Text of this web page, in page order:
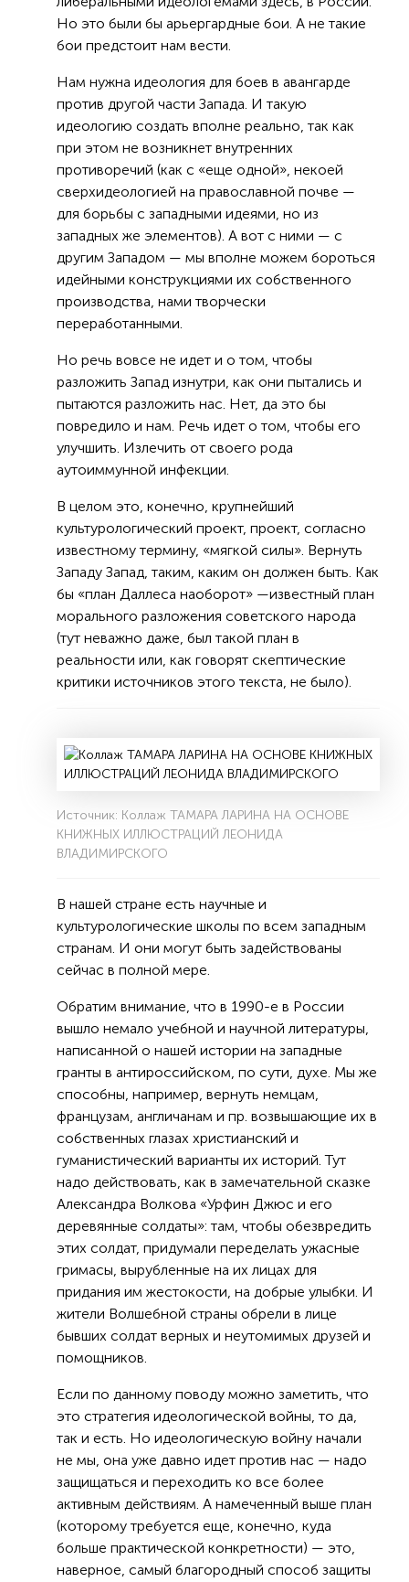
Но это были бы арьергардные бои. А не такие
бои предстоит нам вести.
Нам нужна идеология для боев в авангарде
против другой части Запада. И такую
идеологию создать вполне реально, так как
при этом не возникнет внутренних
противоречий (как с «еще одной», некоей
сверхидеологией на православной почве —
для борьбы с западными идеями, но из
западных же элементов). А вот с ними — с
другим Западом — мы вполне можем бороться
идейными конструкциями их собственного
производства, нами творчески
переработанными.
Но речь вовсе не идет и о том, чтобы
разложить Запад изнутри, как они пытались и
пытаются разложить нас. Нет, да это бы
повредило и нам. Речь идет о том, чтобы его
улучшить. Излечить от своего рода
аутоиммунной инфекции.
В целом это, конечно, крупнейший
культурологический проект, проект, согласно
известному термину, «мягкой силы». Вернуть
Западу Запад, таким, каким он должен быть. Как
бы «план Даллеса наоборот» —известный план
морального разложения советского народа
(тут неважно даже, был такой план в
реальности или, как говорят скептические
критики источников этого текста, не было).
Источник: Коллаж ТАМАРА ЛАРИНА НА ОСНОВЕ
КНИЖНЫХ ИЛЛЮСТРАЦИЙ ЛЕОНИДА
ВЛАДИМИРСКОГО
В нашей стране есть научные и
культурологические школы по всем западным
странам. И они могут быть задействованы
сейчас в полной мере.
Обратим внимание, что в 1990-е в России
вышло немало учебной и научной литературы,
написанной о нашей истории на западные
гранты в антироссийском, по сути, духе. Мы же
способны, например, вернуть немцам,
французам, англичанам и пр. возвышающие их в
собственных глазах христианский и
гуманистический варианты их историй. Тут
надо действовать, как в замечательной сказке
Александра Волкова «Урфин Джюс и его
деревянные солдаты»: там, чтобы обезвредить
этих солдат, придумали переделать ужасные
гримасы, вырубленные на их лицах для
придания им жестокости, на добрые улыбки. И
жители Волшебной страны обрели в лице
бывших солдат верных и неутомимых друзей и
помощников.
Если по данному поводу можно заметить, что
это стратегия идеологической войны, то да,
так и есть. Но идеологическую войну начали
не мы, она уже давно идет против нас — надо
защищаться и переходить ко все более
активным действиям. А намеченный выше план
(которому требуется еще, конечно, куда
больше практической конкретности) — это,
наверное, самый благородный способ защиты